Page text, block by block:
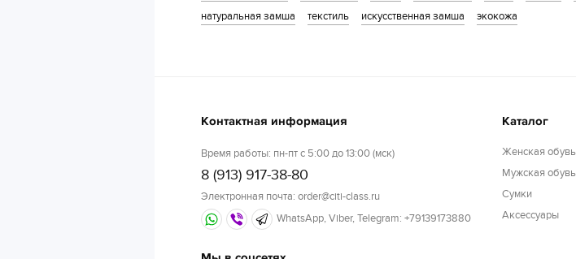
натуральная замша
текстиль искусственная замша экокожа
Контактная информация
Время работы: пн-пт с 5:00 до 13:00 (мск)
8 (913) 917-38-80
Электронная почта: order@citi-class.ru
WhatsApp, Viber, Telegram: +79139173880
Каталог
Женская обувь
Мужская обувь
Cумки
Аксессуары